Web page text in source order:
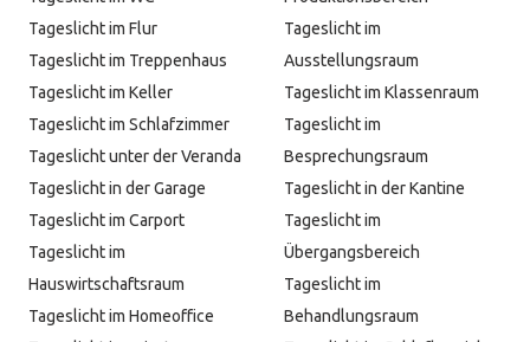
Tageslicht im Flur
Tageslicht im Treppenhaus
Tageslicht im Keller
Tageslicht im Schlafzimmer
Tageslicht unter der Veranda
Tageslicht in der Garage
Tageslicht im Carport
Tageslicht im
Hauswirtschaftsraum
Tageslicht im Homeoffice
Tageslicht im
Ausstellungsraum
Tageslicht im Klassenraum
Tageslicht im
Besprechungsraum
Tageslicht in der Kantine
Tageslicht im
Übergangsbereich
Tageslicht im
Behandlungsraum